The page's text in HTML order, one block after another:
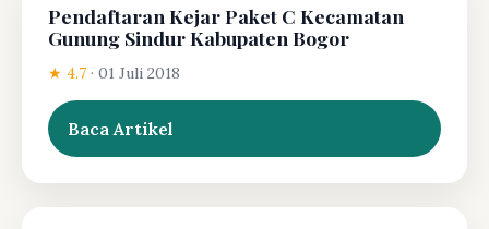
Pendaftaran Kejar Paket C Kecamatan
Gunung Sindur Kabupaten Bogor
★ 4.7 · 01 Juli 2018
Baca Artikel